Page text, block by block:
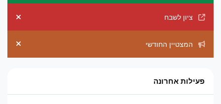
ציון לשבח
המצטיין החודשי
פעילות אחרונה